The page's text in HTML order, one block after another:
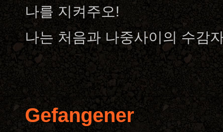
나를 지켜주오!
나는 처음과 나중사이의 수감
Gefangener